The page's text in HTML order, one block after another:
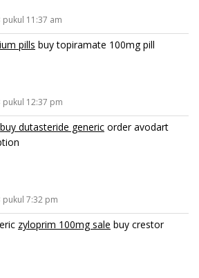
11:37 am
pills buy topiramate 100mg pill
12:37 pm
buy dutasteride generic order avodart
7:32 pm
zyloprim 100mg sale buy crestor